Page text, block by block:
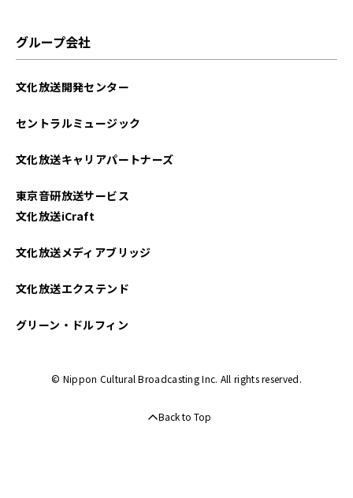
2025年06月
2025年01月
2024年12月
2024年11月
グループ会社
文化放送開発センター
セントラルミュージック
文化放送キャリアパートナーズ
東京音研放送サービス
文化放送iCraft
文化放送メディアブリッジ
文化放送エクステンド
グリーン・ドルフィン
© Nippon Cultural Broadcasting Inc. All rights reserved.
Back to Top